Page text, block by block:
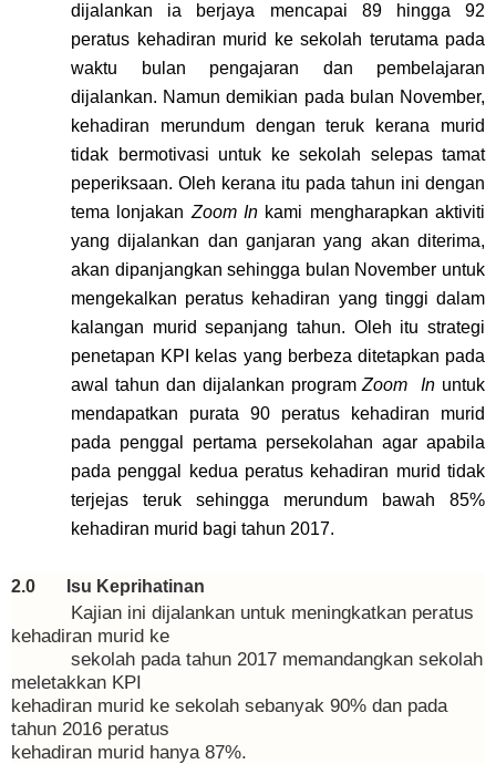
dijalankan ia berjaya mencapai 89 hingga 92
peratus kehadiran murid ke sekolah terutama pada
waktu bulan pengajaran dan pembelajaran
dijalankan. Namun demikian pada bulan November,
kehadiran merundum dengan teruk kerana murid
tidak bermotivasi untuk ke sekolah selepas tamat
peperiksaan. Oleh kerana itu pada tahun ini dengan
tema lonjakan Zoom In kami mengharapkan aktiviti
yang dijalankan dan ganjaran yang akan diterima,
akan dipanjangkan sehingga bulan November untuk
mengekalkan peratus kehadiran yang tinggi dalam
kalangan murid sepanjang tahun. Oleh itu strategi
penetapan KPI kelas yang berbeza ditetapkan pada
awal tahun dan dijalankan programZoom In untuk
mendapatkan purata 90 peratus kehadiran murid
pada penggal pertama persekolahan agar apabila
pada penggal kedua peratus kehadiran murid tidak
terjejas teruk sehingga merundum bawah 85%
kehadiran murid bagi tahun 2017.
2.0 Isu Keprihatinan
Kajian ini dijalankan untuk meningkatkan peratus
kehadiran murid ke
sekolah pada tahun 2017 memandangkan sekolah
meletakkan KPI
kehadiran murid ke sekolah sebanyak 90% dan pada
tahun 2016 peratus
kehadiran murid hanya 87%.